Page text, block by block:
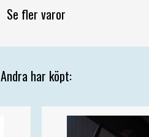
Se fler varor
Andra har köpt: